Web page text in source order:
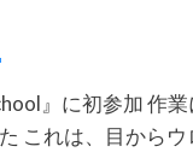
』に初参加 作
これは、目から